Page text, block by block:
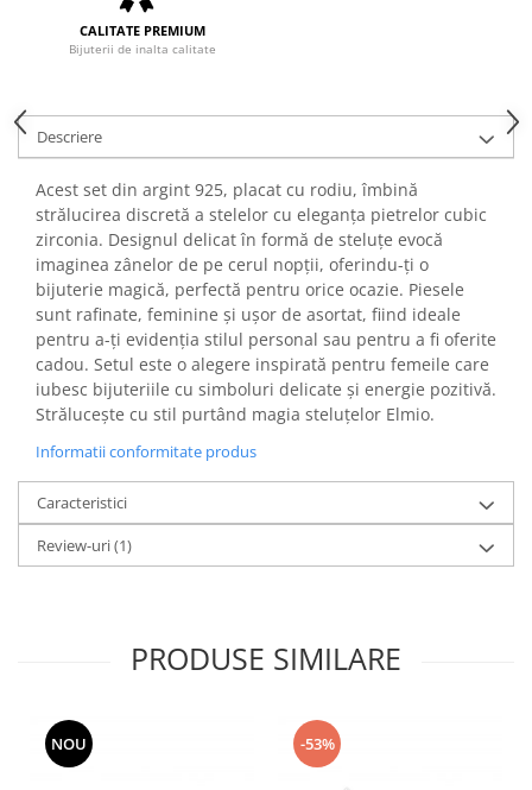
CALITATE PREMIUM
Bijuterii de inalta calitate
Descriere
Acest set din argint 925, placat cu rodiu, îmbină
strălucirea discretă a stelelor cu eleganța pietrelor cubic
zirconia. Designul delicat în formă de steluțe evocă
imaginea zânelor de pe cerul nopții, oferindu-ți o
bijuterie magică, perfectă pentru orice ocazie. Piesele
sunt rafinate, feminine și ușor de asortat, fiind ideale
pentru a-ți evidenția stilul personal sau pentru a fi oferite
cadou. Setul este o alegere inspirată pentru femeile care
iubesc bijuteriile cu simboluri delicate și energie pozitivă.
Strălucește cu stil purtând magia steluțelor Elmio.
Informatii conformitate produs
Caracteristici
Review-uri(1)
PRODUSE SIMILARE
NOU -53%